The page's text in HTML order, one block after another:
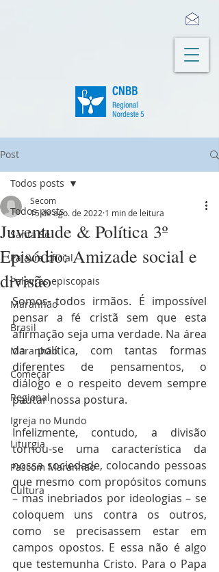
Post
Todos posts
Santa Sé
Palavra oficial
Palavras episcopais
Maranhão
Brasil
Maranhão
Começar
Regional
Igreja no Mundo
Liturgia
Pascom Maranhão
Cultura
Todos posts
Juventude & Política 3º
Episódio: Amizade social e
divisão
Secom
15 de ago. de 2022 1 min de leitura
Somos todos irmãos. É impossível
pensar a fé cristã sem que esta
afirmação seja uma verdade. Na área
da política, com tantas formas
diferentes de pensamentos, o
diálogo e o respeito devem sempre
pautar nossa postura.
Infelizmente, contudo, a divisão
tornou-se uma característica da
nossa sociedade, colocando pessoas
que mesmo com propósitos comuns
– mas inebriados por ideologias – se
coloquem uns contra os outros,
como se precisassem estar em
campos opostos. E essa não é algo
que testemunha Cristo. Para o Papa